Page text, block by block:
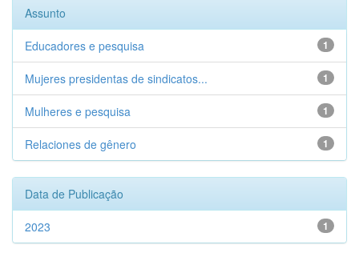
Assunto
1
Educadores e pesquisa
1
Mujeres presidentas de sindicatos...
1
Mulheres e pesquisa
1
Relaciones de gênero
Data de Publicação
1
2023